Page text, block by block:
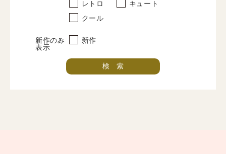
写真だけの成人式
振袖レンタルプラン
紋付袴レンタルプラン
レトロ
キュート
クール
新作のみ
表示
新作